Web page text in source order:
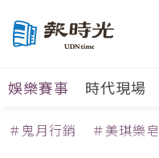
娛樂賽事 時代現場
＃鬼月行銷 ＃美琪樂皂